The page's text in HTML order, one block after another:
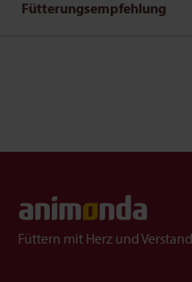
Fütterungsempfehlung
Füttern mit Herz und Verstand